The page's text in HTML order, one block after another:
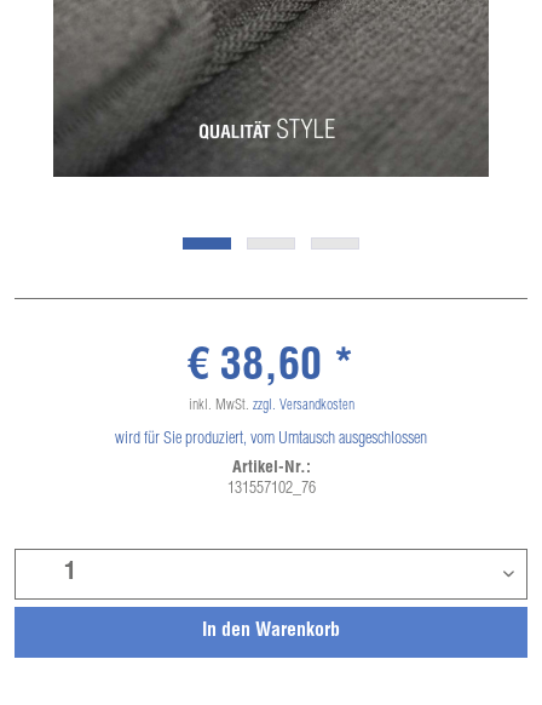
In den Warenkorb
€ 38,60 *
inkl. MwSt. zzgl. Versandkosten
wird für Sie produziert, vom Umtausch ausgeschlossen
Artikel-Nr.:
131557102_76